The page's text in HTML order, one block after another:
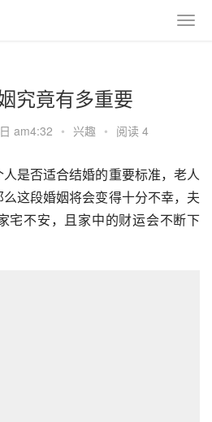
究竟有多重要
am4:32 • 兴趣 • 阅读 4
是否适合结婚的重要标准，老人
这段婚姻将会变得十分不幸，夫
宅不安，且家中的财运会不断下